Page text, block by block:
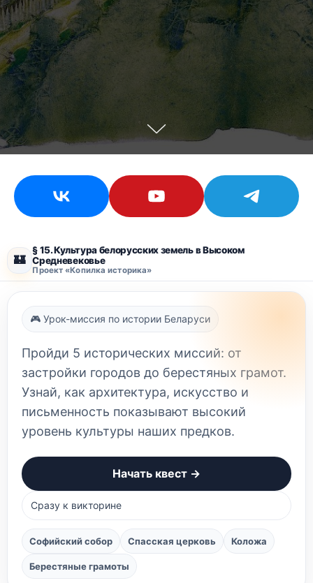
🏰
§ 15. Культура белорусских земель в Высоком
Средневековье
Проект «Копилка историка»
🎮 Урок-миссия по истории Беларуси
Пройди 5 исторических миссий: от
застройки городов до берестяных грамот.
Узнай, как архитектура, искусство и
письменность показывают высокий
уровень культуры наших предков.
Начать квест →
Сразу к викторине
Софийский собор Спасская церковь Коложа
Берестяные грамоты